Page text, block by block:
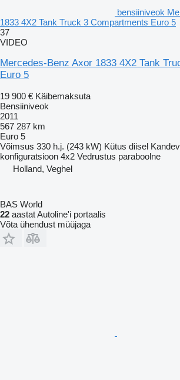
bensiiniveok
1833 4X2 Tank Truck 3 Compartments Euro 5
37
VIDEO
Mercedes-Benz Axor 1833 4X2 Tank
Euro 5
19 900 € Käibemaksuta
Bensiiniveok
2011
567 287 km
Euro 5
Võimsus 330 h.j. (243 kW) Kütus diisel
konfiguratsioon 4x2 Vedrustus paraboolne
Holland, Veghel
BAS World
22 aastat Autoline'i portaalis
Võta ühendust müüjaga